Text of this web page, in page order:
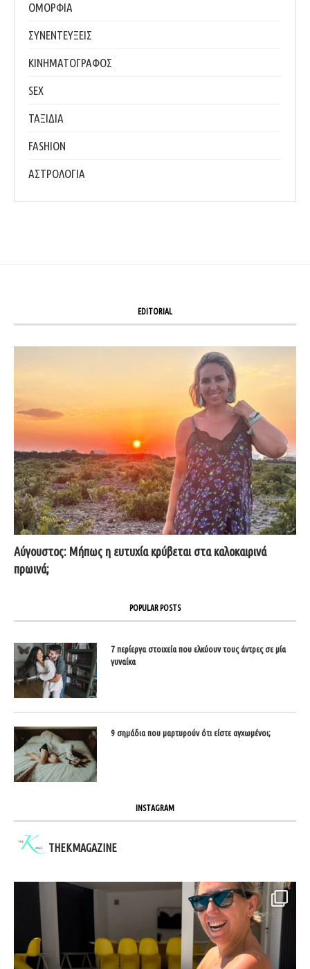
ΟΜΟΡΦΙΑ
ΣΥΝΕΝΤΕΥΞΕΙΣ
ΚΙΝΗΜΑΤΟΓΡΑΦΟΣ
SEX
ΤΑΞΙΔΙΑ
FASHION
ΑΣΤΡΟΛΟΓΙΑ
EDITORIAL
Αύγουστος: Μήπως η ευτυχία κρύβεται στα καλοκαιρινά
πρωινά;
POPULAR POSTS
7 περίεργα στοιχεία που ελκύουν τους άντρες σε μία
γυναίκα
9 σημάδια που μαρτυρούν ότι είστε αγχωμένοι;
INSTAGRAM
THEKMAGAZINE